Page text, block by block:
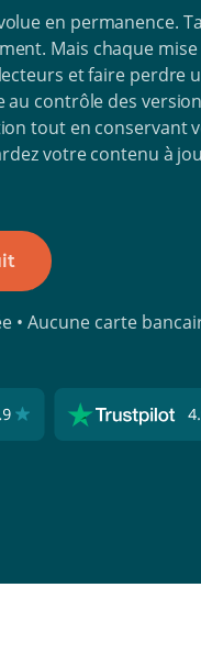
en permanence.
Mais chaque
et faire perdre
au contrôle des
tout en conservant
votre contenu à
• Aucune carte